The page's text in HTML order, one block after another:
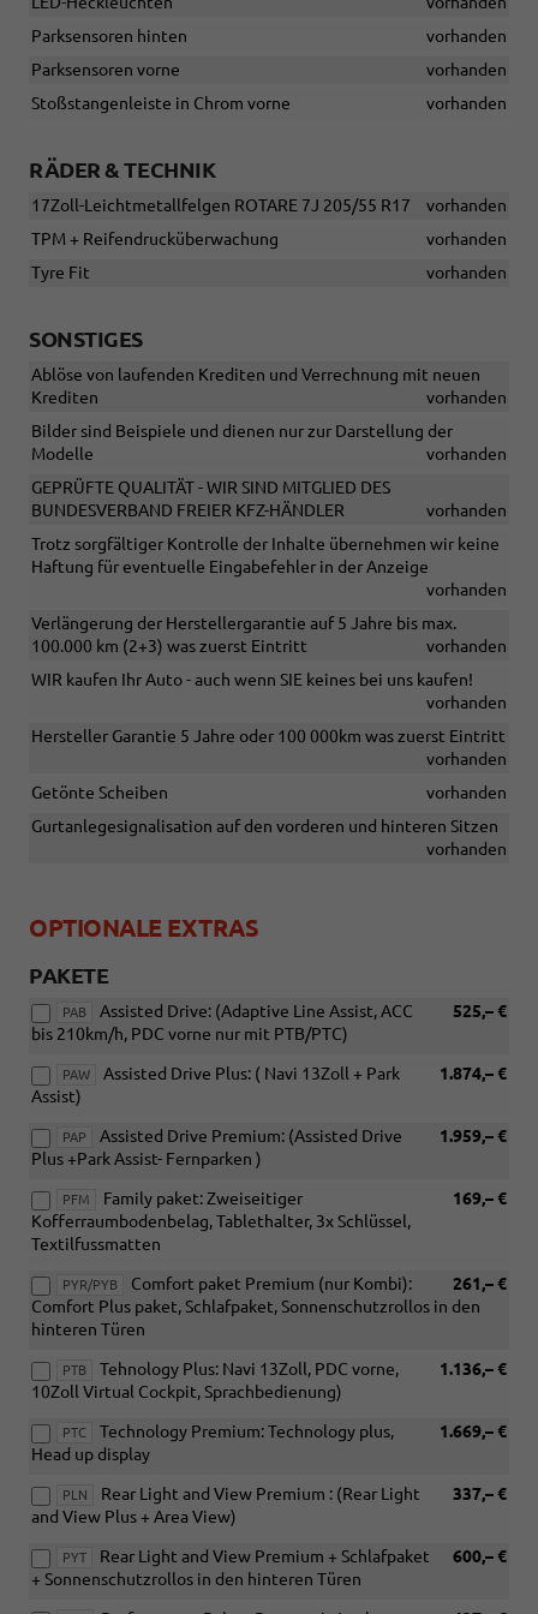
Parksensoren hinten
vorhanden
Parksensoren vorne
vorhanden
Stoßstangenleiste in Chrom vorne
vorhanden
RÄDER & TECHNIK
17Zoll-Leichtmetallfelgen ROTARE 7J 205/55 R17
vorhanden
TPM + Reifendrucküberwachung
vorhanden
Tyre Fit
vorhanden
SONSTIGES
Ablöse von laufenden Krediten und Verrechnung mit neuen
Krediten
vorhanden
Bilder sind Beispiele und dienen nur zur Darstellung der
Modelle
vorhanden
GEPRÜFTE QUALITÄT - WIR SIND MITGLIED DES
BUNDESVERBAND FREIER KFZ-HÄNDLER
vorhanden
Trotz sorgfältiger Kontrolle der Inhalte übernehmen wir keine
Haftung für eventuelle Eingabefehler in der Anzeige
vorhanden
Verlängerung der Herstellergarantie auf 5 Jahre bis max.
100.000 km (2+3) was zuerst Eintritt
vorhanden
WIR kaufen Ihr Auto - auch wenn SIE keines bei uns kaufen!
vorhanden
Hersteller Garantie 5 Jahre oder 100 000km was zuerst Eintritt
vorhanden
Getönte Scheiben
vorhanden
Gurtanlegesignalisation auf den vorderen und hinteren Sitzen
vorhanden
OPTIONALE EXTRAS
PAKETE
PAB 525,– €
Assisted Drive: (Adaptive Line Assist, ACC
bis 210km/h, PDC vorne nur mit PTB/PTC)
PAW 1.874,– €
Assisted Drive Plus: ( Navi 13Zoll + Park
Assist)
PAP 1.959,– €
Assisted Drive Premium: (Assisted Drive
Plus +Park Assist- Fernparken )
PFM 169,– €
Family paket: Zweiseitiger
Kofferraumbodenbelag, Tablethalter, 3x Schlüssel,
Textilfussmatten
PYR/PYB 261,– €
Comfort paket Premium (nur Kombi):
Comfort Plus paket, Schlafpaket, Sonnenschutzrollos in den
hinteren Türen
PTB 1.136,– €
Tehnology Plus: Navi 13Zoll, PDC vorne,
10Zoll Virtual Cockpit, Sprachbedienung)
PTC 1.669,– €
Technology Premium: Technology plus,
Head up display
PLN 337,– €
Rear Light and View Premium : (Rear Light
and View Plus + Area View)
PYT 600,– €
Rear Light and View Premium + Schlafpaket
+ Sonnenschutzrollos in den hinteren Türen